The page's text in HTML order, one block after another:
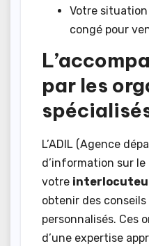
Votre situation
congé pour
par les
L’ADIL (Agence
d’information sur
votre
obtenir des
personnalisés. Ces
d’une expertise